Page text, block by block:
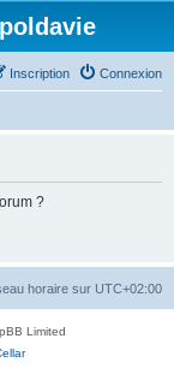
Connexion
Inscription
?
horaire sur UTC+02:00
Limited